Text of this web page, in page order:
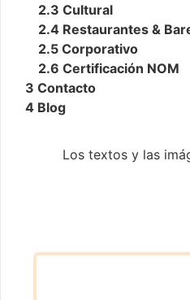
2.3 Cultural
2.4 Restaurantes &
2.5 Corporativo
2.6 Certificación NOM
3 Contacto
4 Blog
Los textos y las